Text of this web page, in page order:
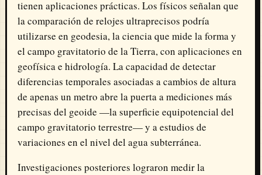
tienen aplicaciones prácticas. Los físicos señalan que
la comparación de relojes ultraprecisos podría
utilizarse en geodesia, la ciencia que mide la forma y
el campo gravitatorio de la Tierra, con aplicaciones en
geofísica e hidrología. La capacidad de detectar
diferencias temporales asociadas a cambios de altura
de apenas un metro abre la puerta a mediciones más
precisas del geoide —la superficie equipotencial del
campo gravitatorio terrestre— y a estudios de
variaciones en el nivel del agua subterránea.
Investigaciones posteriores lograron medir la